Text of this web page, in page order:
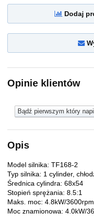
Dodaj
Opinie klientów
Bądź pierwszym który
Opis
Model silnika: TF168-2
Typ silnika: 1 cylinder,
Średnica cylindra: 68x54
Stopień sprężania: 8.5:1
Maks. moc: 4.8kW/3600rpm
Moc znamionowa: 4.0kW/